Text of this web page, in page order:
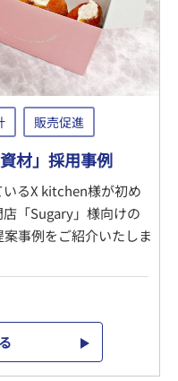
販売促進
材」採用事例
るX kitchen様が初め
「Sugary」様向けの
事例をご紹介いたしま